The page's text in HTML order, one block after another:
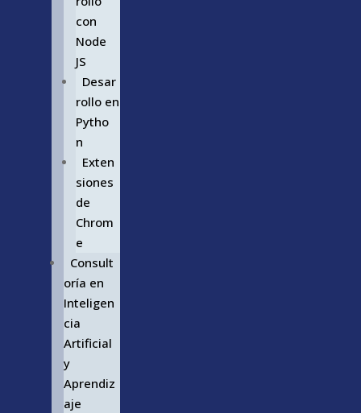
con
Node
JS
Desar
rollo en
Pytho
n
Exten
siones
de
Chrom
e
Consult
oría en
Inteligen
cia
Artificial
y
Aprendiz
aje